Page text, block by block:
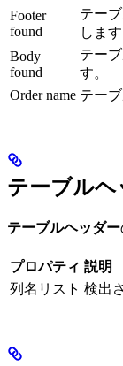
Footer
found
テー
します
Body
found
テー
す。
Order name テー
テーブルヘ
テーブルヘッダー
プロパティ 説明
列名リスト 検出